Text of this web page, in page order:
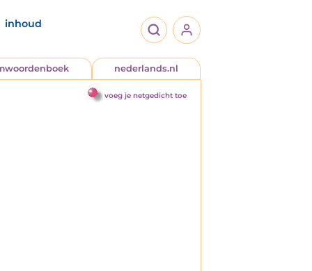
inhoud
nederlands.nl
voeg je netgedicht toe